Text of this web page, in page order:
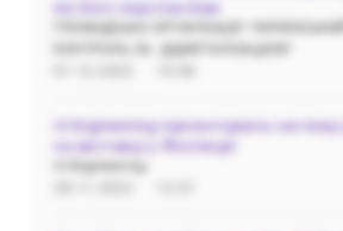
які його перспективи
i3 Engineering презентувала
на виставці у Фінляндії